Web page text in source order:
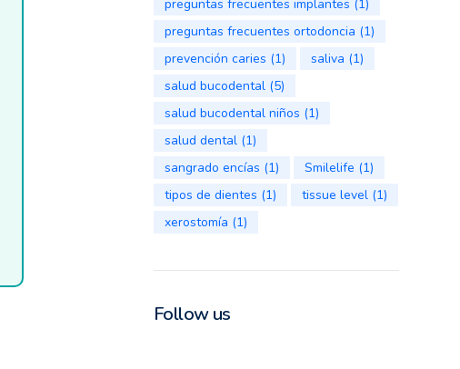
preguntas frecuentes implantes (1)
preguntas frecuentes ortodoncia (1)
prevención caries (1) saliva (1)
salud bucodental(5)
salud bucodental niños (1)
salud dental(1)
sangrado encías (1) Smilelife (1)
tipos de dientes (1) tissue level(1)
xerostomía (1)
Follow us